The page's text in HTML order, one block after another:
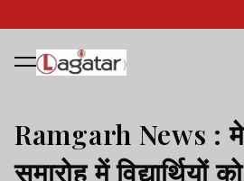
Ramgarh News :
समारोह में विद्यार्थियों